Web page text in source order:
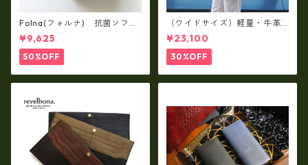
Folna(フォルナ) 抗菌ソフト
スムースレザー トートバッグ
¥9,625
50%OFF
（ワイドサイズ）軽量・牛革
製品・2WAYヌメ革トートバッ
グ（A3サイズ/日本製）(高収
納）ir-02G
¥23,100
30%OFF